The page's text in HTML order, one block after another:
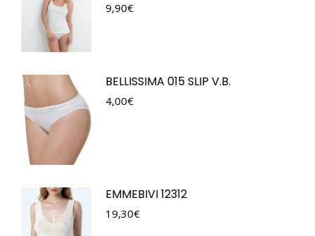
9,90€
BELLISSIMA 015 SLIP V.B.
4,00€
EMMEBIVI 12312
19,30€